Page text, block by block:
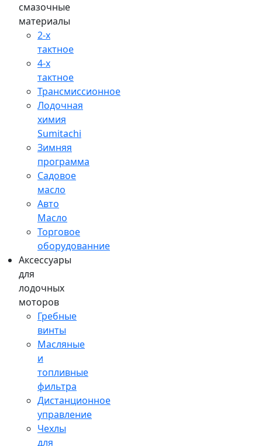
смазочные
материалы
2-х
тактное
4-х
тактное
Трансмиссионное
Лодочная
химия
Sumitachi
Зимняя
программа
Садовое
масло
Авто
Масло
Торговое
оборудованние
Аксессуары
для
лодочных
моторов
Гребные
винты
Масляные
и
топливные
фильтра
Дистанционное
управление
Чехлы
для